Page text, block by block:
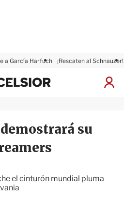
a García Harfuch ¡Rescaten al Schnauzer!
I
x
i
r
su
el cinturón mundial pluma